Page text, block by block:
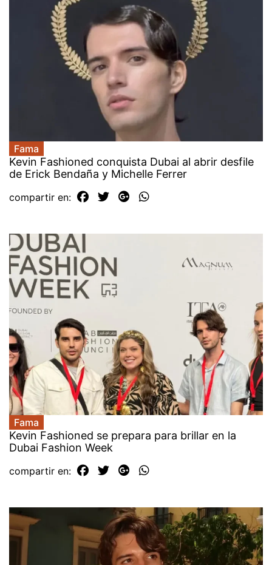
Fama
Kevin Fashioned conquista Dubai al abrir desfile
de Erick Bendaña y Michelle Ferrer
compartir en:
Fama
Kevin Fashioned se prepara para brillar en la
Dubai Fashion Week
compartir en: